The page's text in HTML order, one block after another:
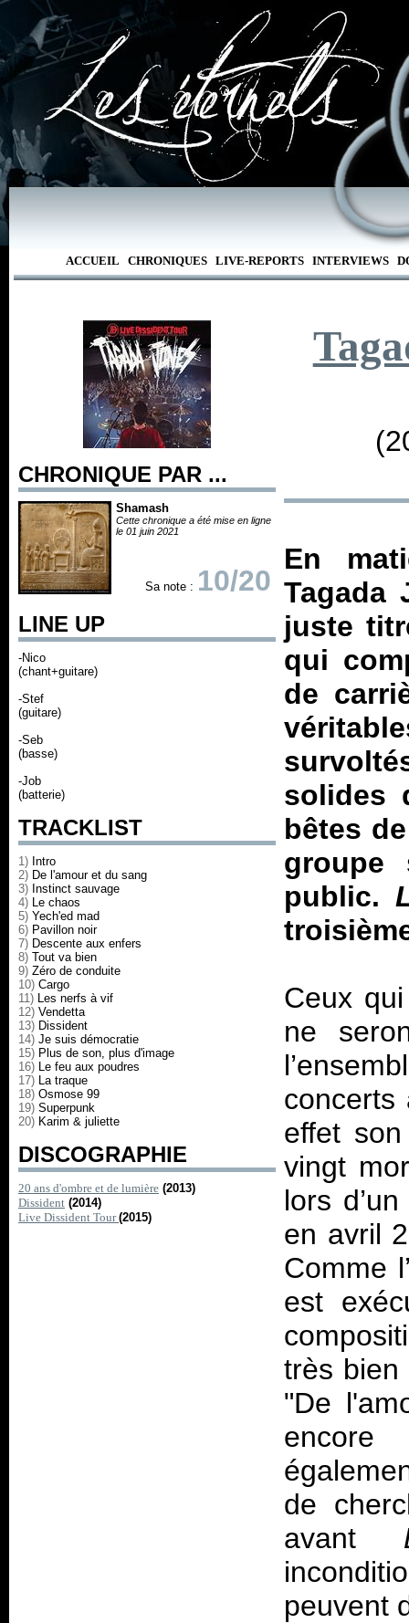
ACCUEIL CHRONIQUES LIVE-REPORTS INTERVIEWS
CHRONIQUE PAR ...
Shamash
Cette chronique a été mise en ligne
le 01 juin 2021
Sa note : 10/20
LINE UP
-Nico
(chant+guitare)
-Stef
(guitare)
-Seb
(basse)
-Job
(batterie)
TRACKLIST
1) Intro
2) De l'amour et du sang
3) Instinct sauvage
4) Le chaos
5) Yech'ed mad
6) Pavillon noir
7) Descente aux enfers
8) Tout va bien
9) Zéro de conduite
10) Cargo
11) Les nerfs à vif
12) Vendetta
13) Dissident
14) Je suis démocratie
15) Plus de son, plus d'image
16) Le feu aux poudres
17) La traque
18) Osmose 99
19) Superpunk
20) Karim & juliette
DISCOGRAPHIE
20 ans d'ombre et de lumière (2013)
Dissident (2014)
Live Dissident Tour(2015)
En
Tagada
juste
qui
de
solides
bêtes
groupe
public.
Ceux
ne
concerts
effet
vingt
lors
en avril
Comme
est
très bien
"De
encore
de
avant
peuvent